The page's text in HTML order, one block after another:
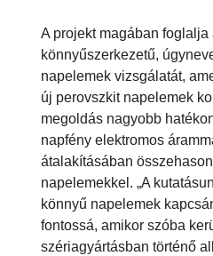
A projekt magában foglalja
könnyűszerkezetű,
napelemek vizsgálatát,
új perovszkit napelemek
megoldás nagyobb
napfény elektromos
átalakításában
napelemekkel. „A
könnyű napelemek
fontossá, amikor szóba
szériagyártásban történő